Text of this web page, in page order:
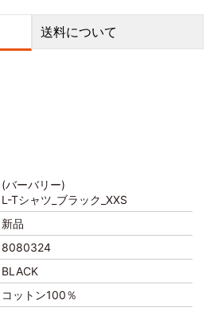
送料について
(バーバリー)
L-Tシャツ_ブラック_XXS
新品
8080324
BLACK
コットン100％